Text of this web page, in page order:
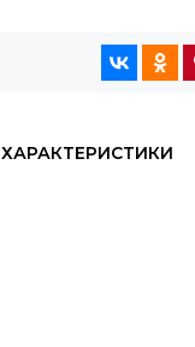
ХАРАКТЕРИСТИКИ